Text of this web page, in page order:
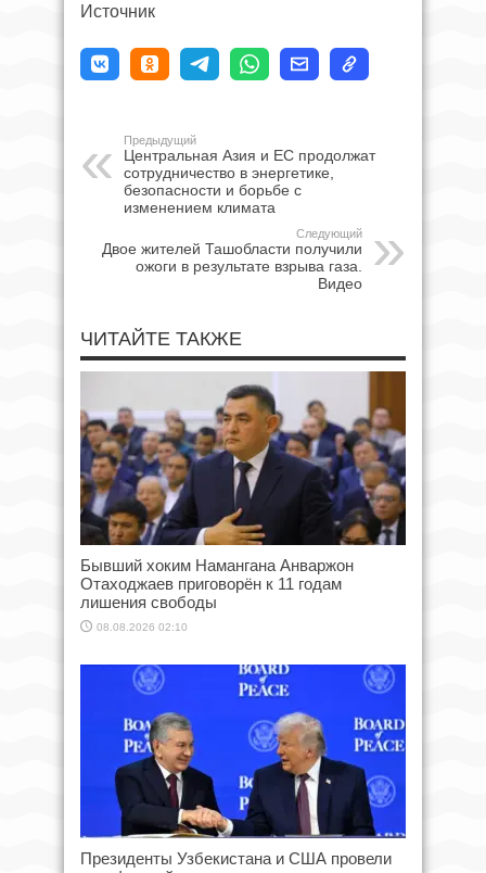
Источник
Предыдущий
Центральная Азия и ЕС продолжат
сотрудничество в энергетике,
безопасности и борьбе с
изменением климата
Следующий
Двое жителей Ташобласти получили
ожоги в результате взрыва газа.
Видео
ЧИТАЙТЕ ТАКЖЕ
Бывший хоким Намангана Анваржон
Отаходжаев приговорён к 11 годам
лишения свободы
08.08.2026 02:10
Президенты Узбекистана и США провели